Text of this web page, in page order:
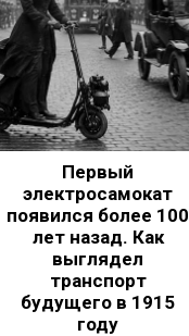
Первый
электросамокат
появился более 100
лет назад. Как
выглядел
транспорт
будущего в 1915
году